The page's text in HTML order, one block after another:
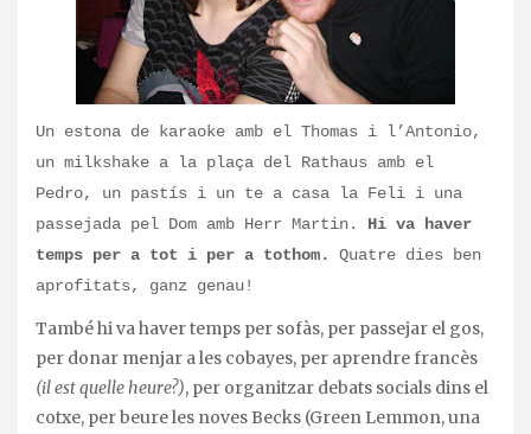
Un estona de karaoke amb el Thomas i l’Antonio,
un milkshake a la plaça del Rathaus amb el
Pedro, un pastís i un te a casa la Feli i una
passejada pel Dom amb Herr Martin.
Hi va haver
temps per a tot i per a tothom.
Quatre dies ben
aprofitats, ganz genau!
També hi va haver temps per sofàs, per passejar el gos,
per donar menjar a les cobayes, per aprendre francès
(il est quelle heure?), per organitzar debats socials dins el
cotxe, per beure les noves Becks (Green Lemmon, una